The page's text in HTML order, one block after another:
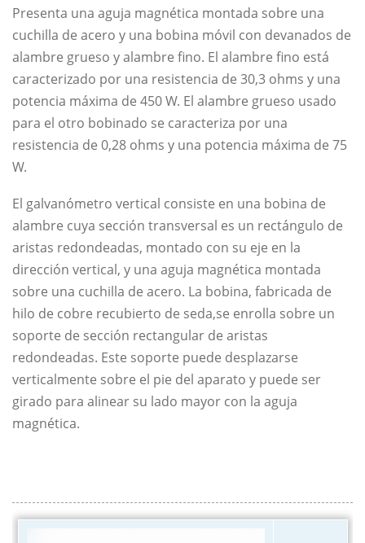
Presenta una aguja magnética montada sobre una
cuchilla de acero y una bobina móvil con devanados de
alambre grueso y alambre fino. El alambre fino está
caracterizado por una resistencia de 30,3 ohms y una
potencia máxima de 450 W. El alambre grueso usado
para el otro bobinado se caracteriza por una
resistencia de 0,28 ohms y una potencia máxima de 75
W.
El galvanómetro vertical consiste en una bobina de
alambre cuya sección transversal es un rectángulo de
aristas redondeadas, montado con su eje en la
dirección vertical, y una aguja magnética montada
sobre una cuchilla de acero. La bobina, fabricada de
hilo de cobre recubierto de seda,se enrolla sobre un
soporte de sección rectangular de aristas
redondeadas. Este soporte puede desplazarse
verticalmente sobre el pie del aparato y puede ser
girado para alinear su lado mayor con la aguja
magnética.